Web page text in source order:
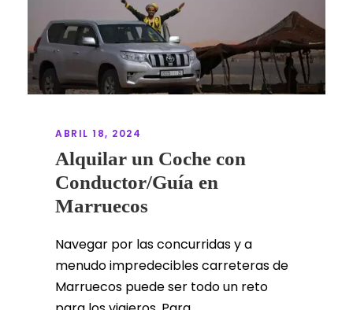
ABRIL 18, 2024
Alquilar un Coche con
Conductor/Guía en
Marruecos
Navegar por las concurridas y a
menudo impredecibles carreteras de
Marruecos puede ser todo un reto